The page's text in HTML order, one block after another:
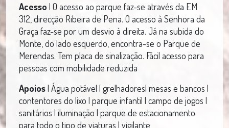
Acesso | O acesso ao parque faz-se através da EM
312, direcção Ribeira de Pena. O acesso à Senhora da
Graça faz-se por um desvio à direita. Já na subida do
Monte, do lado esquerdo, encontra-se o Parque de
Merendas. Tem placa de sinalização. Fácil acesso para
pessoas com mobilidade reduzida
Apoios| Água potável | grelhadores| mesas e bancos |
contentores do lixo | parque infantil | campo de jogos |
sanitários | iluminação | parque de estacionamento
para todo o tipo de viaturas | vigilante